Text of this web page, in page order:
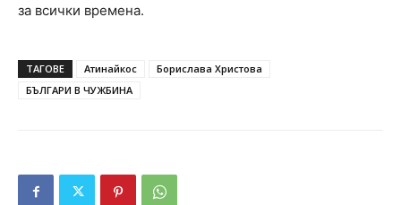
за всички времена.
ТАГОВЕ Атинайкос
Борислава Христова
БЪЛГАРИ В ЧУЖБИНА